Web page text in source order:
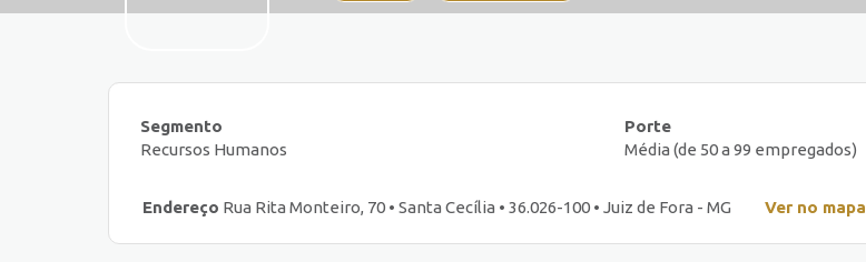
Segmento
Recursos Humanos
Porte
Média (de 50 a 99 empregados)
Endereço Rua Rita Monteiro, 70 • Santa Cecília • 36.026-100 • Juiz de Fora - MG Ver no mapa